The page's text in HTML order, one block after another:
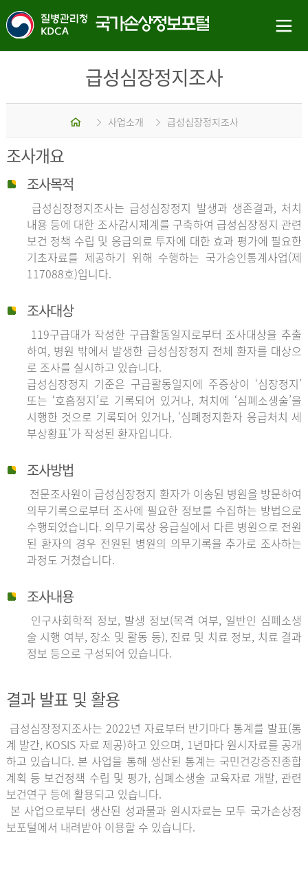
급성심장정지조사
홈 사업소개 급성심장정지조사
조사개요
조사목적
급성심장정지조사는 급성심장정지 발생과 생존결과, 처치
내용 등에 대한 조사감시체계를 구축하여 급성심장정지 관련
보건 정책 수립 및 응급의료 투자에 대한 효과 평가에 필요한
기초자료를 제공하기 위해 수행하는 국가승인통계사업(제
117088호)입니다.
조사대상
119구급대가 작성한 구급활동일지로부터 조사대상을 추출
하여, 병원 밖에서 발생한 급성심장정지 전체 환자를 대상으
로 조사를 실시하고 있습니다.
급성심장정지 기준은 구급활동일지에 주증상이 ‘심장정지’
또는 ‘호흡정지’로 기록되어 있거나, 처치에 ‘심폐소생술’을
시행한 것으로 기록되어 있거나, ‘심폐정지환자 응급처치 세
부상황표’가 작성된 환자입니다.
조사방법
전문조사원이 급성심장정지 환자가 이송된 병원을 방문하여
의무기록으로부터 조사에 필요한 정보를 수집하는 방법으로
수행되었습니다. 의무기록상 응급실에서 다른 병원으로 전원
된 환자의 경우 전원된 병원의 의무기록을 추가로 조사하는
과정도 거쳤습니다.
조사내용
인구사회학적 정보, 발생 정보(목격 여부, 일반인 심폐소생
술 시행 여부, 장소 및 활동 등), 진료 및 치료 정보, 치료 결과
정보 등으로 구성되어 있습니다.
결과 발표 및 활용
급성심장정지조사는 2022년 자료부터 반기마다 통계를 발표(통
계 발간, KOSIS 자료 제공)하고 있으며, 1년마다 원시자료를 공개
하고 있습니다. 본 사업을 통해 생산된 통계는 국민건강증진종합
계획 등 보건정책 수립 및 평가, 심폐소생술 교육자료 개발, 관련
보건연구 등에 활용되고 있습니다.
본 사업으로부터 생산된 성과물과 원시자료는 모두 국가손상정
보포털에서 내려받아 이용할 수 있습니다.